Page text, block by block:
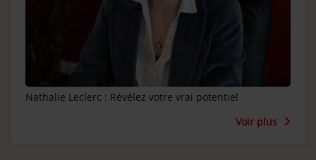
Nathalie Leclerc : Révélez votre vrai potentiel
Voir plus